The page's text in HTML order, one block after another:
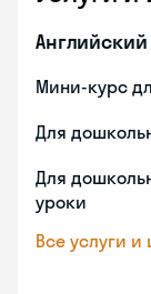
Мини-курс
Для
Для
уроки
Все услуги и